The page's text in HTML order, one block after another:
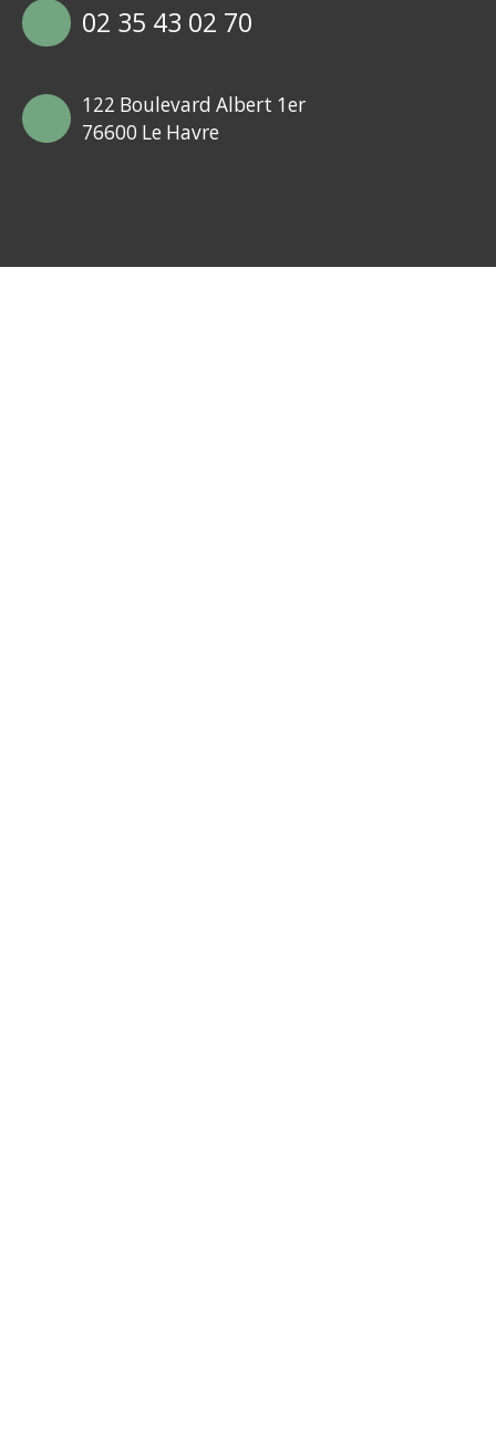
02 35 43 02 70
122 Boulevard Albert 1er
76600 Le Havre